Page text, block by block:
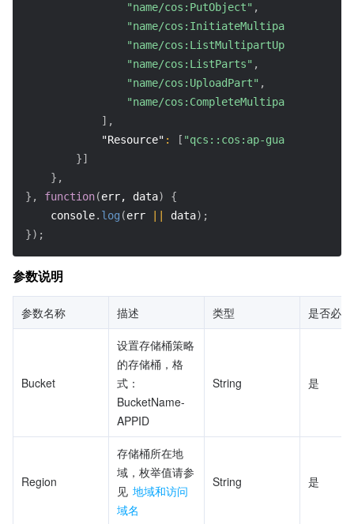
"name/cos:PutObject" ,
"name/cos:InitiateMultipartUpload"
"name/cos:ListMultipartUploads"
"name/cos:ListParts" ,
"name/cos:UploadPart" ,
"name/cos:CompleteMultipartUpload"
] ,
"Resource" : [ "qcs::cos:ap-guangzhou:uid/
}]
} ,
} , function(err, data)
{
    console
. log (err data) ;
}) ;
参数说明
参数名称 描述 类型 是否必填
Bucket
设置存储桶策略
的存储桶，格
式：
BucketName-
APPID
String 是
Region
存储桶所在地
域，枚举值请参
见 地域和访问
域名
String 是